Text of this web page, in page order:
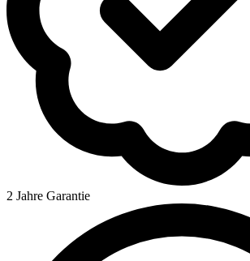
2 Jahre Garantie